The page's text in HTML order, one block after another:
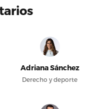
Adriana Sánchez
Derecho y deporte